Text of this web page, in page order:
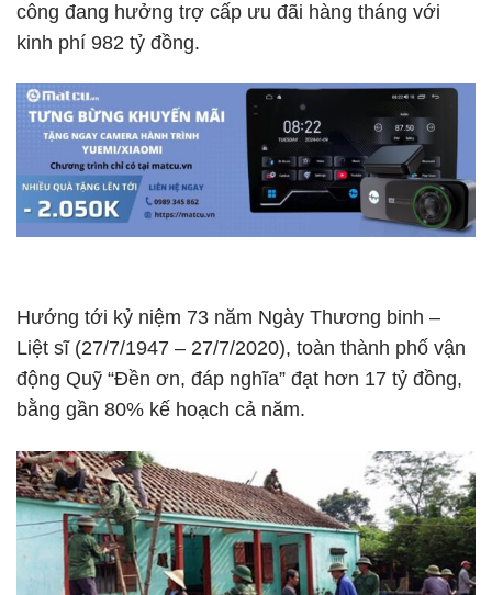
công đang hưởng trợ cấp ưu đãi hàng tháng với
kinh phí 982 tỷ đồng.
Hướng tới kỷ niệm 73 năm Ngày Thương binh –
Liệt sĩ (27/7/1947 – 27/7/2020), toàn thành phố vận
động Quỹ “Đền ơn, đáp nghĩa” đạt hơn 17 tỷ đồng,
bằng gần 80% kế hoạch cả năm.